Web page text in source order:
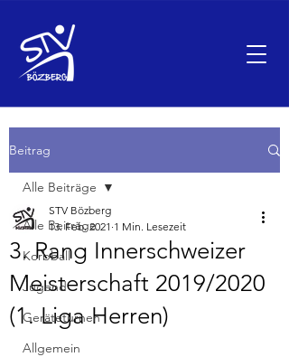
Beitrag
Alle Beiträge
Korbball
Jugend
Geräteturnen
Allgemein
Alle Beiträge
3. Rang Innerschweizer
Meisterschaft 2019/2020
(1. Liga Herren)
STV Bözberg
13. Feb. 2021 1 Min. Lesezeit